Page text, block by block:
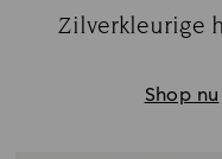
Zilverkleurige
Shop nu